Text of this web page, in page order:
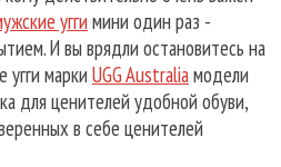
угги мини один раз -
И вы врядли остановитесь на
марки UGG Australiaмодели
для ценителей удобной обуви,
в себе ценителей